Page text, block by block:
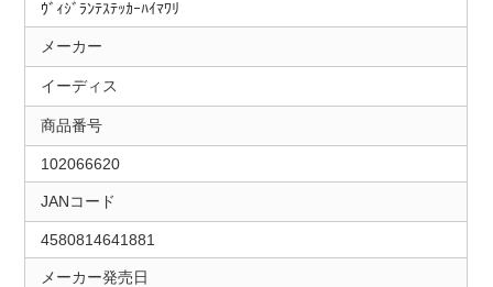
ｳﾞｨｼﾞﾗﾝﾃｽﾃｯｶｰﾊｲﾏﾜﾘ
メーカー
イーディス
商品番号
102066620
JANコード
4580814641881
メーカー発売日